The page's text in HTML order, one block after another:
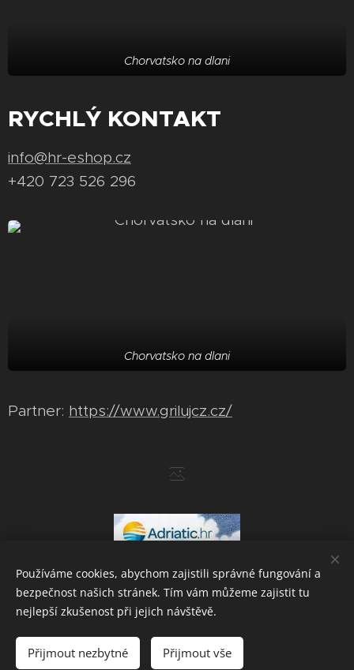
Chorvatsko na dlani
RYCHLÝ KONTAKT
info@hr-eshop.cz
+420 723 526 296
Chorvatsko na dlani
Partner: https://www.grilujcz.cz/
Powered by Webnode Cookies
Používáme cookies, abychom zajistili správné fungování a
bezpečnost našich stránek. Tím vám můžeme zajistit tu
nejlepší zkušenost při jejich návštěvě.
Přijmout nezbytné Přijmout vše